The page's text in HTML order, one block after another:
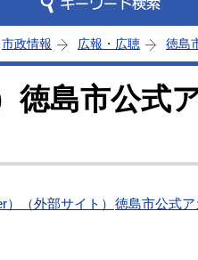
市政情報 広報・広聴 徳島
徳島市公式
）（外部サイト） 徳島市公式